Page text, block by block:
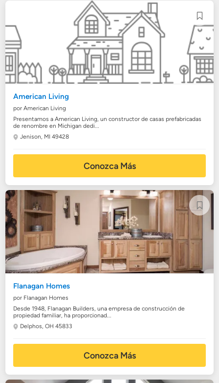
American Living
por American Living
Presentamos a American Living, un constructor de casas prefabricadas
de renombre en Michigan dedi...
Jenison, MI 49428
Conozca Más
Flanagan Homes
por Flanagan Homes
Desde 1948, Flanagan Builders, una empresa de construcción de
propiedad familiar, ha proporcionad...
Delphos, OH 45833
Conozca Más